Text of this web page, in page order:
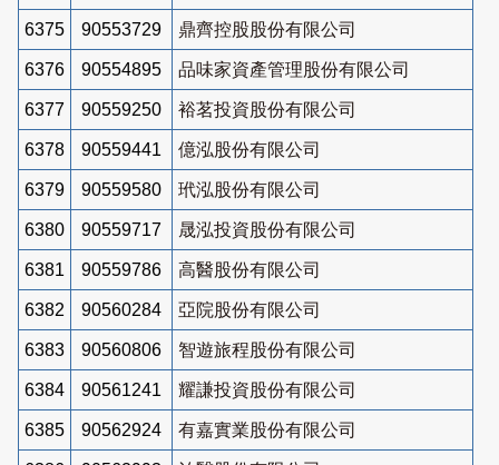
6375 90553729 鼎齊控股股份有限公司
6376 90554895 品味家資產管理股份有限公司
6377 90559250 裕茗投資股份有限公司
6378 90559441 億泓股份有限公司
6379 90559580 玳泓股份有限公司
6380 90559717 晟泓投資股份有限公司
6381 90559786 高醫股份有限公司
6382 90560284 亞院股份有限公司
6383 90560806 智遊旅程股份有限公司
6384 90561241 耀謙投資股份有限公司
6385 90562924 有嘉實業股份有限公司